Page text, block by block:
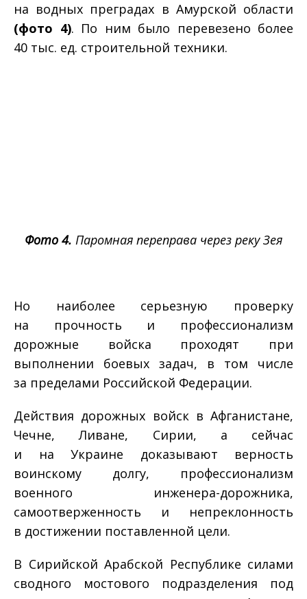
на водных преградах в Амурской области
(фото 4). По ним было перевезено более
40 тыс. ед. строительной техники.
Фото 4. Паромная переправа через реку Зея
Но наиболее серьезную проверку
на прочность и профессионализм
дорожные войска проходят при
выполнении боевых задач, в том числе
за пределами Российской Федерации.
Действия дорожных войск в Афганистане,
Чечне, Ливане, Сирии, а сейчас
и на Украине доказывают верность
воинскому долгу, профессионализм
военного инженера-дорожника,
самоотверженность и непреклонность
в достижении поставленной цели.
В Сирийской Арабской Республике силами
сводного мостового подразделения под